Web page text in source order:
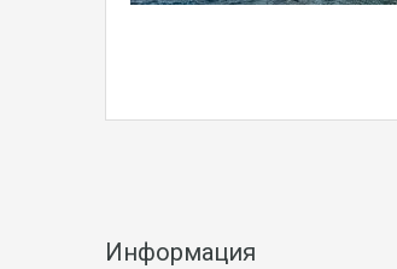
Информация